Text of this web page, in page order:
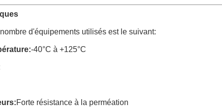
d'équipements utilisés est le suivant:
-40°C à +125°C
Forte résistance à la perméation